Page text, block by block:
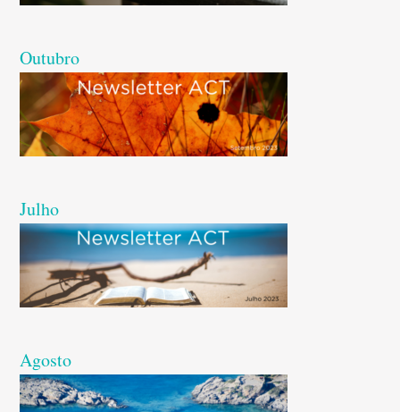
Outubro
Julho
Agosto